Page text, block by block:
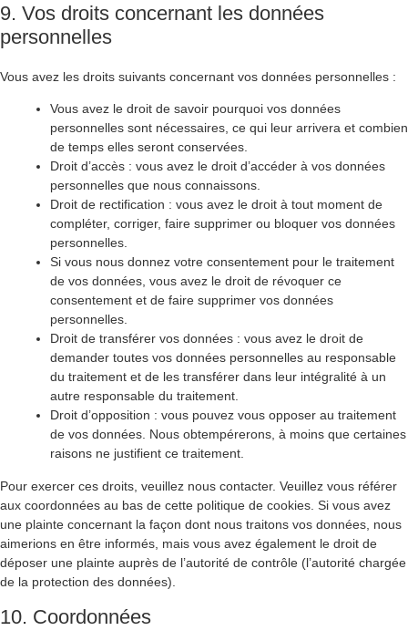
9. Vos droits concernant les données
personnelles
Vous avez les droits suivants concernant vos données personnelles :
Vous avez le droit de savoir pourquoi vos données
personnelles sont nécessaires, ce qui leur arrivera et combien
de temps elles seront conservées.
Droit d’accès : vous avez le droit d’accéder à vos données
personnelles que nous connaissons.
Droit de rectification : vous avez le droit à tout moment de
compléter, corriger, faire supprimer ou bloquer vos données
personnelles.
Si vous nous donnez votre consentement pour le traitement
de vos données, vous avez le droit de révoquer ce
consentement et de faire supprimer vos données
personnelles.
Droit de transférer vos données : vous avez le droit de
demander toutes vos données personnelles au responsable
du traitement et de les transférer dans leur intégralité à un
autre responsable du traitement.
Droit d’opposition : vous pouvez vous opposer au traitement
de vos données. Nous obtempérerons, à moins que certaines
raisons ne justifient ce traitement.
Pour exercer ces droits, veuillez nous contacter. Veuillez vous référer
aux coordonnées au bas de cette politique de cookies. Si vous avez
une plainte concernant la façon dont nous traitons vos données, nous
aimerions en être informés, mais vous avez également le droit de
déposer une plainte auprès de l’autorité de contrôle (l’autorité chargée
de la protection des données).
10. Coordonnées